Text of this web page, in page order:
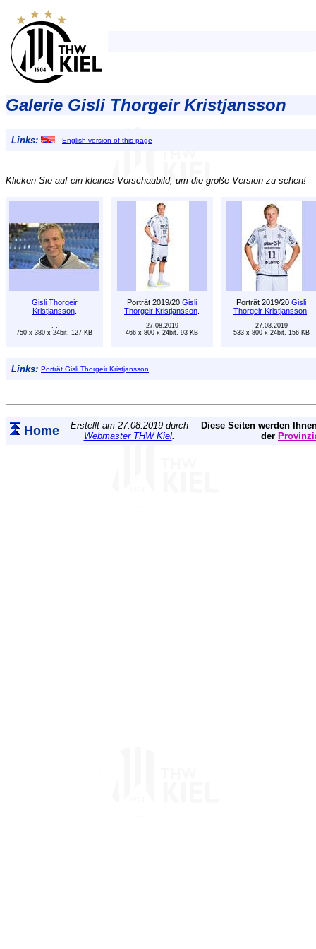
Galerie Gisli Thorgeir Kristjansson
Links: English version of this page
Klicken Sie auf ein kleines Vorschaubild, um die große Version zu sehen!
Gisli Thorgeir
Kristjansson.
Porträt 2019/20 Gisli
Thorgeir Kristjansson
Porträt 2019/20 Gisli
Thorgeir Kristjansson
750 x 380 x 24bit, 127 KB
27.08.2019
466 x 800 x 24bit, 93 KB
27.08.2019
533 x 800 x 24bit, 156 KB
Links: Porträt Gisli Thorgeir Kristjansson
Home
Erstellt am 27.08.2019 durch
Webmaster THW Kiel.
Diese Seiten werden
der